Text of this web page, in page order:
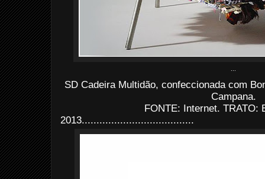
SD Cadeira Multidão, confeccionada com
Campana.
FONTE: Internet. TRATO:
2013......................................